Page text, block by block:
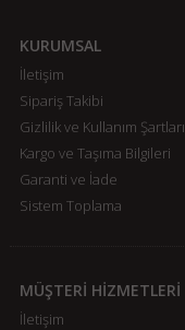
KURUMSAL
İletişim
Sipariş Takibi
Gizlilik ve Kullanım Şartları
Kargo ve Taşıma Bilgileri
Garanti ve İade
Sistem Toplama
MÜŞTERİ HİZMETLERİ
İletişim